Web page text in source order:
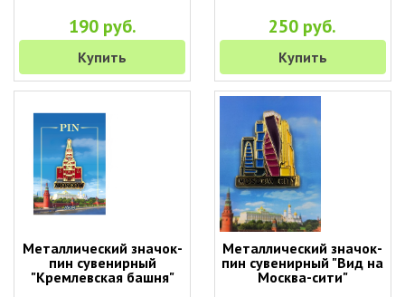
190 руб.
Купить
250 руб.
Купить
Металлический значок-
пин сувенирный
"Кремлевская башня"
Металлический значок-
пин сувенирный "Вид на
Москва-сити"